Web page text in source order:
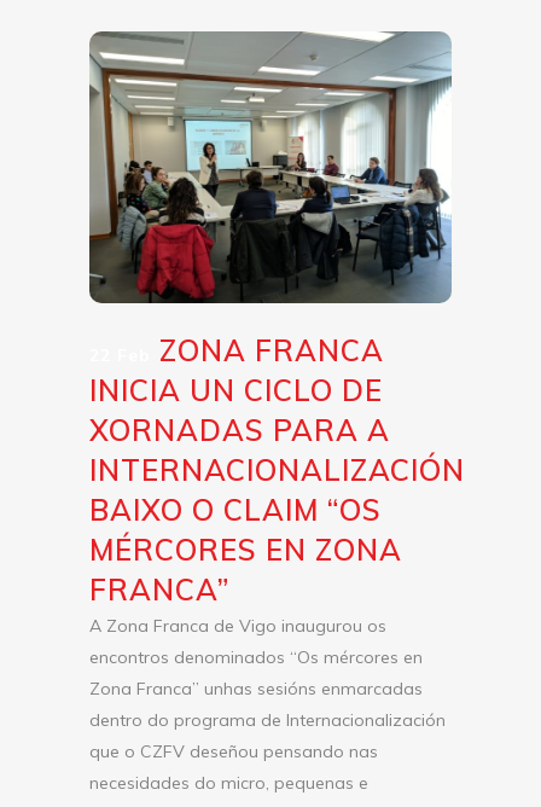
ZONA FRANCA
INICIA UN CICLO DE
XORNADAS PARA A
INTERNACIONALIZACIÓN
BAIXO O CLAIM “OS
MÉRCORES EN ZONA
FRANCA”
A Zona Franca de Vigo inaugurou os
encontros denominados “Os mércores en
Zona Franca” unhas sesións enmarcadas
dentro do programa de Internacionalización
que o CZFV deseñou pensando nas
necesidades do micro, pequenas e